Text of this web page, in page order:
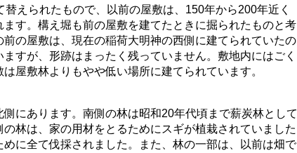
えられたもので、以前の屋敷は、150年から200年近く
す。構え堀も前の屋敷を建てたときに掘られたものと考
の屋敷は、現在の稲荷大明神の西側に建てられていたの
すが、形跡はまったく残っていません。敷地内にはごく
屋敷林よりもやや低い場所に建てられています。
にあります。南側の林は昭和20年代頃まで薪炭林として
林は、家の用材をとるためにスギが植栽されていました
に全て伐採されました。また、林の一部は、以前は畑で